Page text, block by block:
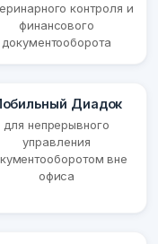
контроля и
финансового
документооборота
Диадок
для непрерывного
управления
вне
офиса